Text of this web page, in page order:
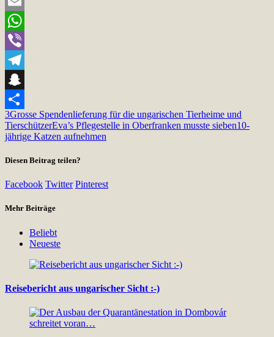
Email
WhatsApp
Viber
Telegram
Snapchat
Teilen
3Grosse Spendenlieferung für die ungarischen Tierheime und
TierschützerEva’s Pflegestelle in Oberfranken musste sieben10-
jährige Katzen aufnehmen
Diesen Beitrag teilen?
Facebook Twitter Pinterest
Mehr Beiträge
Beliebt
Neueste
Reisebericht aus ungarischer Sicht :-)